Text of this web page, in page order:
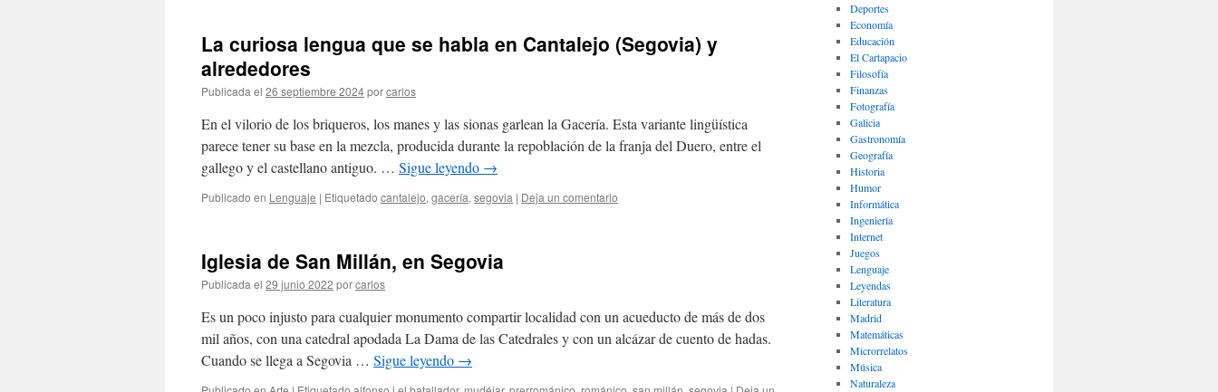
La curiosa lengua que se habla en Cantalejo (Segovia) y
alrededores
Publicada el 26 septiembre 2024porcarlos
En el vilorio de los briqueros, los manes y las sionas garlean la Gacería. Esta variante lingüística
parece tener su base en la mezcla, producida durante la repoblación de la franja del Duero, entre el
gallego y el castellano antiguo. … Sigue leyendo →
Publicado en Lenguaje | Etiquetado cantalejo, gacería, segovia | Deja un comentario
Iglesia de San Millán, en Segovia
Publicada el 29 junio 2022 porcarlos
Es un poco injusto para cualquier monumento compartir localidad con un acueducto de más de dos
mil años, con una catedral apodada La Dama de las Catedrales y con un alcázar de cuento de hadas.
Cuando se llega a Segovia … Sigue leyendo →
Deportes
Economía
Educación
El Cartapacio
Filosofía
Finanzas
Fotografía
Galicia
Gastronomía
Geografía
Historia
Humor
Informática
Ingeniería
Internet
Juegos
Lenguaje
Leyendas
Literatura
Madrid
Matemáticas
Microrrelatos
Música
Naturaleza